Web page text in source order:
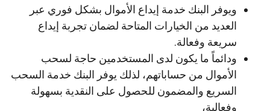
ويوفر البنك خدمة إيداع الأموال بشكل فوري عبر
العديد من الخيارات المتاحة لضمان تجربة إيداع
سريعة وفعالة.
ودائماً ما يكون لدى المستخدمين حاجة لسحب
الأموال من حساباتهم، لذلك يوفر البنك خدمة السحب
السريع والمضمون للحصول على النقدية بسهولة
وفعالية،